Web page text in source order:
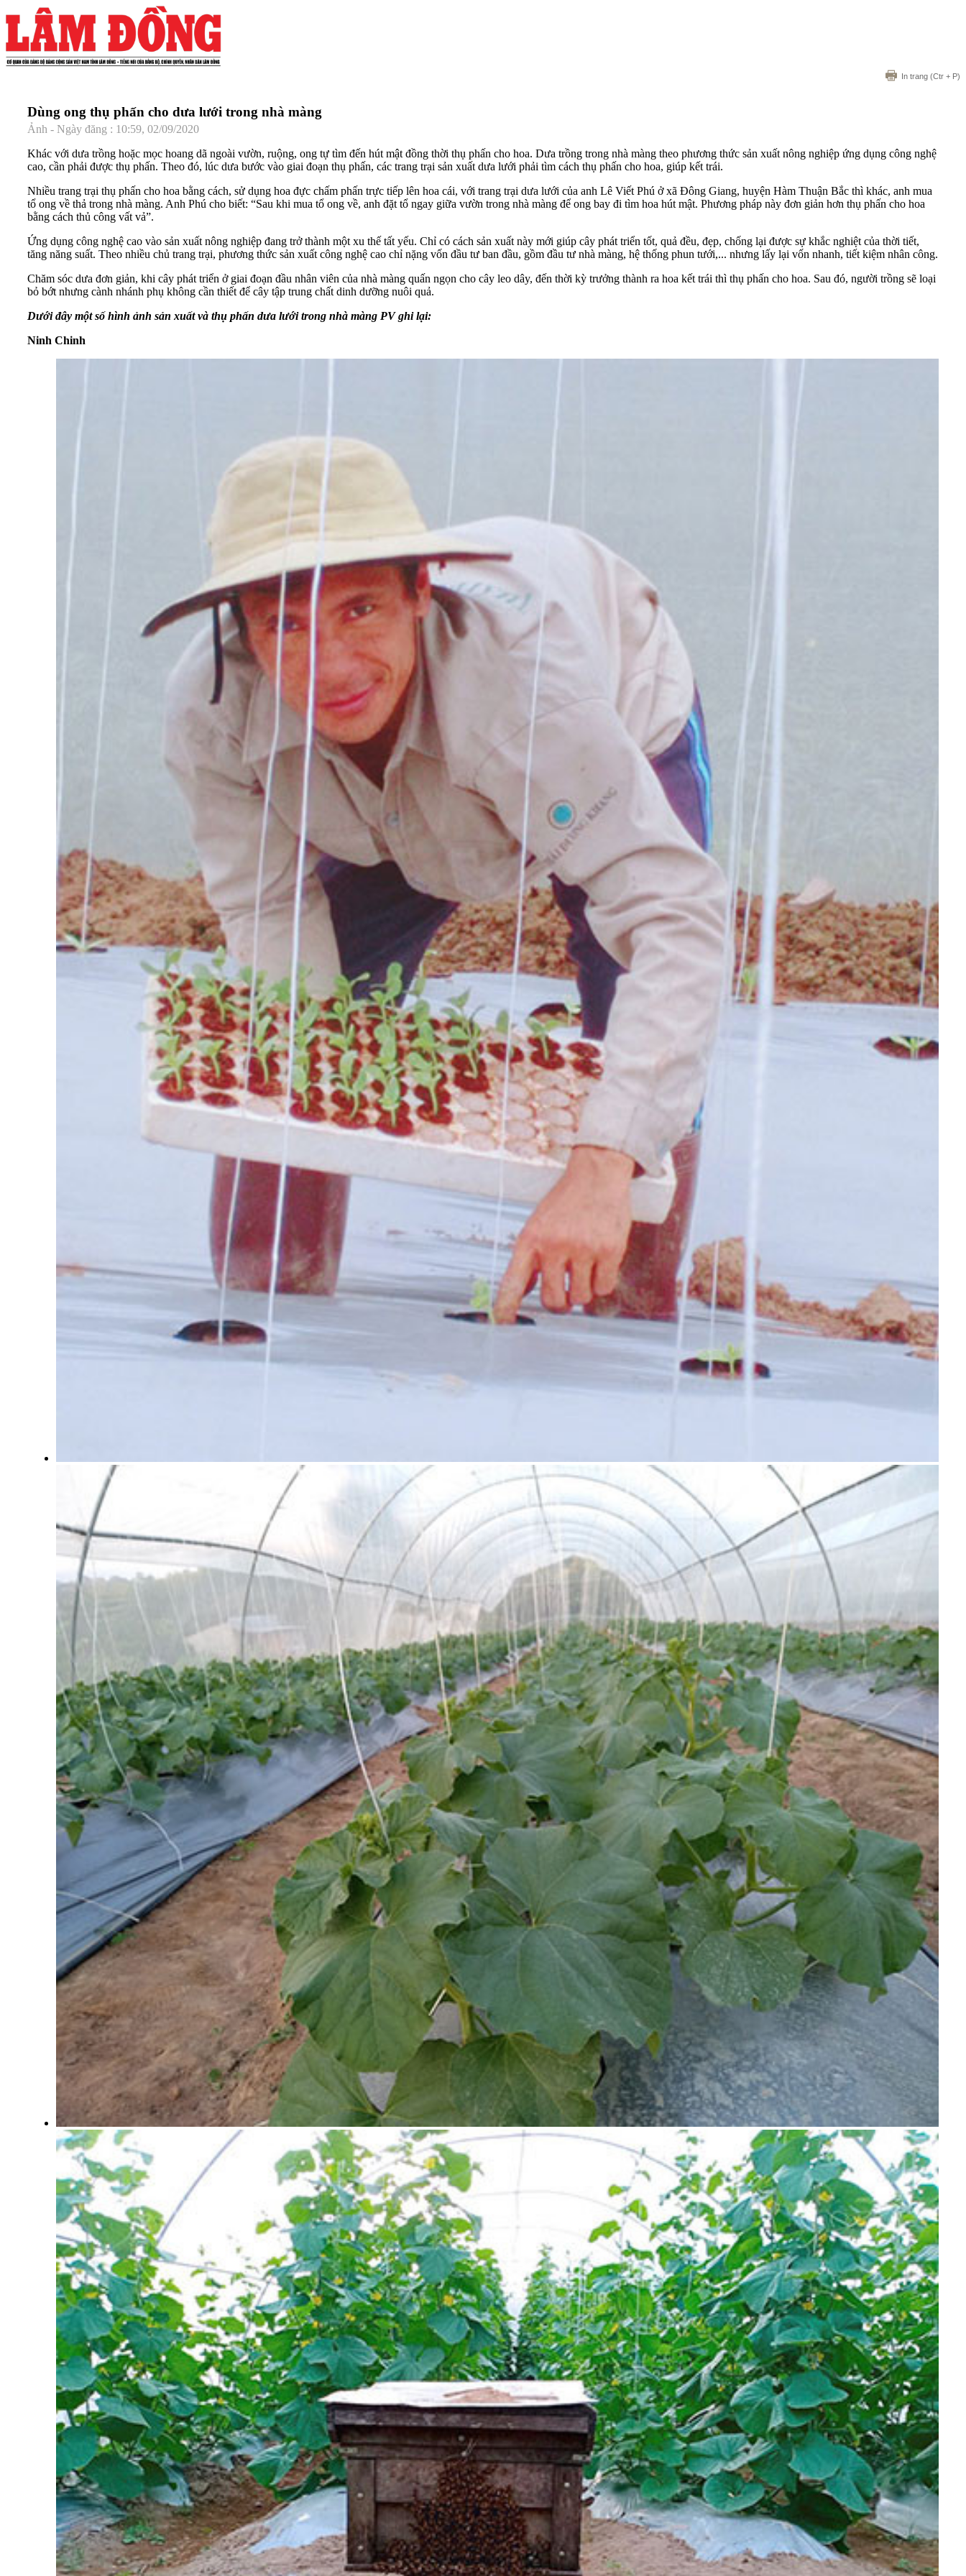
In trang (Ctr + P)
Dùng ong thụ phấn cho dưa lưới trong nhà màng
Ảnh - Ngày đăng : 10:59, 02/09/2020
Khác với dưa trồng hoặc mọc hoang dã ngoài vườn, ruộng, ong tự tìm đến hút mật đồng thời thụ phấn cho hoa. Dưa trồng trong nhà màng theo phương thức sản xuất nông nghiệp ứng dụng công nghệ
cao, cần phải được thụ phấn. Theo đó, lúc dưa bước vào giai đoạn thụ phấn, các trang trại sản xuất dưa lưới phải tìm cách thụ phấn cho hoa, giúp kết trái.
Nhiều trang trại thụ phấn cho hoa bằng cách, sử dụng hoa đực chấm phấn trực tiếp lên hoa cái, với trang trại dưa lưới của anh Lê Viết Phú ở xã Đông Giang, huyện Hàm Thuận Bắc thì khác, anh mua
tổ ong về thả trong nhà màng. Anh Phú cho biết: “Sau khi mua tổ ong về, anh đặt tổ ngay giữa vườn trong nhà màng để ong bay đi tìm hoa hút mật. Phương pháp này đơn giản hơn thụ phấn cho hoa
bằng cách thủ công vất vả”.
Ứng dụng công nghệ cao vào sản xuất nông nghiệp đang trở thành một xu thế tất yếu. Chỉ có cách sản xuất này mới giúp cây phát triển tốt, quả đều, đẹp, chống lại được sự khắc nghiệt của thời tiết,
tăng năng suất. Theo nhiều chủ trang trại, phương thức sản xuất công nghệ cao chỉ nặng vốn đầu tư ban đầu, gồm đầu tư nhà màng, hệ thống phun tưới,... nhưng lấy lại vốn nhanh, tiết kiệm nhân công.
Chăm sóc dưa đơn giản, khi cây phát triển ở giai đoạn đầu nhân viên của nhà màng quấn ngọn cho cây leo dây, đến thời kỳ trưởng thành ra hoa kết trái thì thụ phấn cho hoa. Sau đó, người trồng sẽ loại
bỏ bớt nhưng cành nhánh phụ không cần thiết để cây tập trung chất dinh dưỡng nuôi quả.
Dưới đây một số hình ảnh sản xuất và thụ phấn dưa lưới trong nhà màng PV ghi lại:
Ninh Chinh